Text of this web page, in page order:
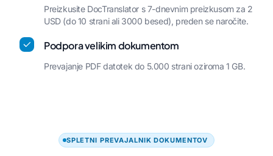
Preizkusite DocTranslator s 7-dnevnim preizkusom za 2
USD (do 10 strani ali 3000 besed), preden se naročite.
Podpora velikim dokumentom
Prevajanje PDF datotek do 5.000 strani oziroma 1 GB.
SPLETNI PREVAJALNIK DOKUMENTOV